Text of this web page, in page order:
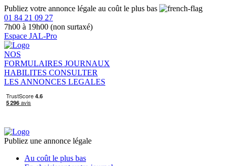
Publiez votre annonce légale au coût le plus bas
01 84 21 09 27
7h00 à 19h00 (non surtaxé)
Espace JAL-Pro
NOS
FORMULAIRES JOURNAUX
HABILITES CONSULTER
LES ANNONCES LEGALES
Publiez une annonce légale
Au coût le plus bas